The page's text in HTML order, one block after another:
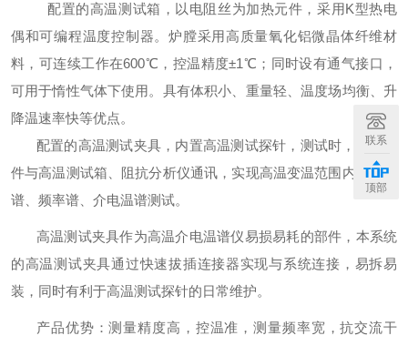
配置的高温测试箱，以电阻丝为加热元件，采用K型热电
偶和可编程温度控制器。炉膛采用高质量氧化铝微晶体纤维材
料，可连续工作在600℃，控温精度±1℃；同时设有通气接口，
可用于惰性气体下使用。具有体积小、重量轻、温度场均衡、升
降温速率快等优点。
配置的高温测试夹具，内置高温测试探针，测试时，系统软
件与高温测试箱、阻抗分析仪通讯， 实现高温变温范围内的阻抗
谱、频率谱、介电温谱测试。
高温测试夹具作为高温介电温谱仪易损易耗的部件，本系统
的高温测试夹具通过快速拔插连接器实现与系统连接 ， 易拆易
装，同时有利于高温测试探针的日常维护。
产品优势 ：测量精度高，控温准 ，测量频率宽，抗交流干
联系
顶部